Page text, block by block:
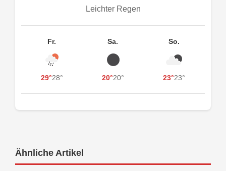
Leichter Regen
Fr.
29°28°
Sa.
20°20°
So.
23°23°
Ähnliche Artikel